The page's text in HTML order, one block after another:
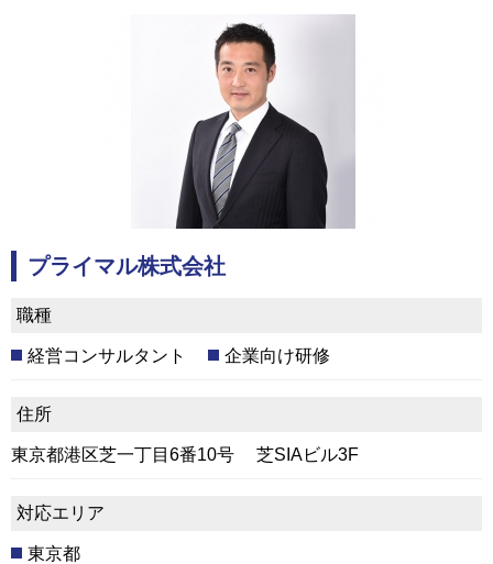
プライマル株式会社
職種
経営コンサルタント 企業向け研修
住所
東京都港区芝一丁目6番10号 芝SIAビル3F
対応エリア
東京都